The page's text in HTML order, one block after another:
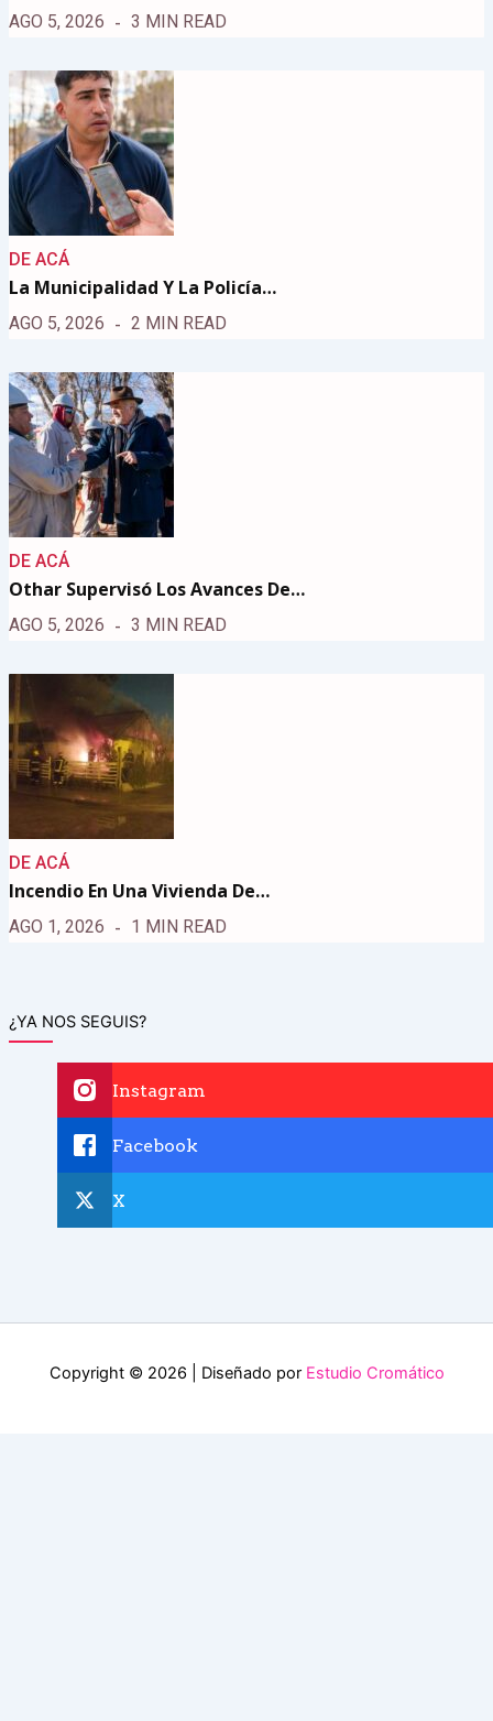
AGO 5, 2026 3 MIN READ
DE ACÁ
La Municipalidad Y La Policía…
AGO 5, 2026 2 MIN READ
DE ACÁ
Othar Supervisó Los Avances De…
AGO 5, 2026 3 MIN READ
DE ACÁ
Incendio En Una Vivienda De…
AGO 1, 2026 1 MIN READ
¿YA NOS SEGUIS?
Instagram
Facebook
X
Copyright © 2026 | Diseñado por Estudio Cromático